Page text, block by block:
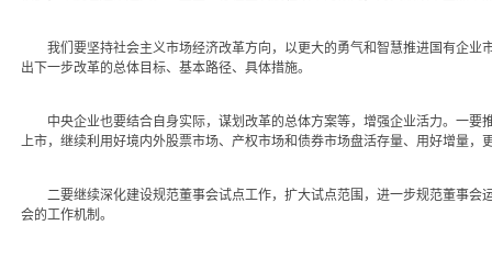
我们要坚持社会主义市场经济改革方向，以更大的勇气和智慧推进国有企业
出下一步改革的总体目标、基本路径、具体措施。
中央企业也要结合自身实际，谋划改革的总体方案等，增强企业活力。一要
上市，继续利用好境内外股票市场、产权市场和债券市场盘活存量、用好增量，
二要继续深化建设规范董事会试点工作，扩大试点范围，进一步规范董事会
会的工作机制。